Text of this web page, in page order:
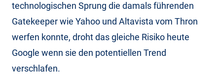
technologischen Sprung die damals führenden
Gatekeeper wie Yahoo und Altavista vom Thron
werfen konnte, droht das gleiche Risiko heute
Google wenn sie den potentiellen Trend
verschlafen.